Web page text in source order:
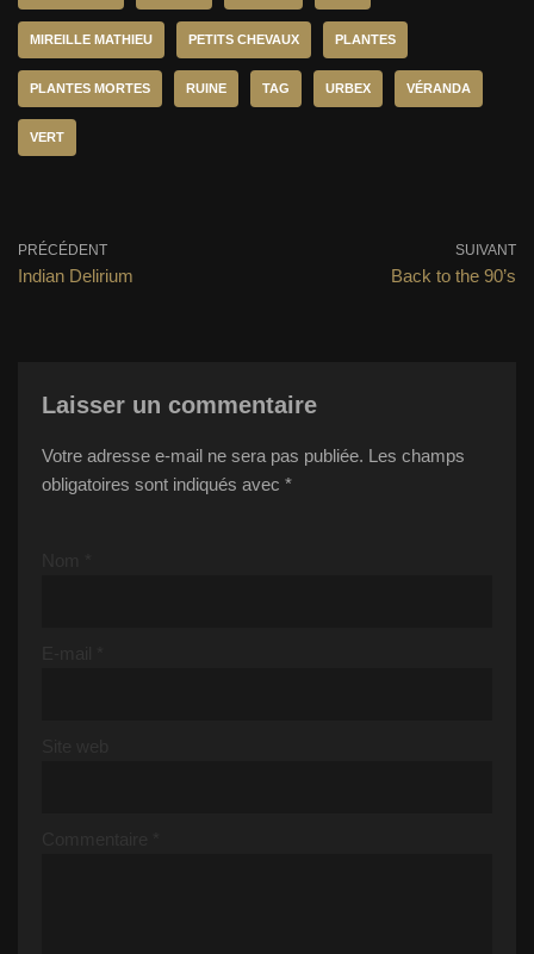
MIREILLE MATHIEU PETITS CHEVAUX PLANTES
PLANTES MORTES RUINE TAG URBEX VÉRANDA
VERT
PRÉCÉDENT
Indian Delirium
SUIVANT
Back to the 90’s
Laisser un commentaire
Votre adresse e-mail ne sera pas publiée. Les champs
obligatoires sont indiqués avec *